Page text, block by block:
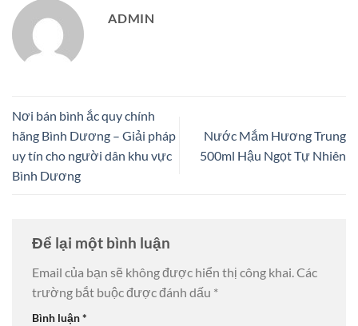
ADMIN
Nơi bán bình ắc quy chính
hãng Bình Dương – Giải pháp
uy tín cho người dân khu vực
Bình Dương
Nước Mắm Hương Trung
500ml Hậu Ngọt Tự Nhiên
Để lại một bình luận
Email của bạn sẽ không được hiển thị công khai.Các
trường bắt buộc được đánh dấu *
Bình luận*